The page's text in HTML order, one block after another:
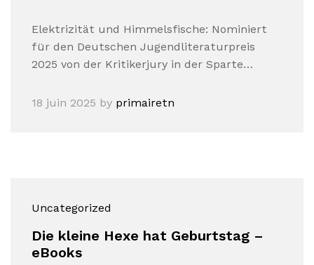
Elektrizität und Himmelsfische: Nominiert
für den Deutschen Jugendliteraturpreis
2025 von der Kritikerjury in der Sparte…
18 juin 2025 by primairetn
Uncategorized
Die kleine Hexe hat Geburtstag –
eBooks